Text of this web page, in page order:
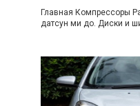
Главная Компрессоры
датсун ми до. Диски и